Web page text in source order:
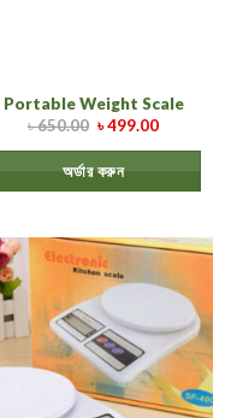
Portable Weight Scale
৳650.00 ৳499.00
অর্ডার করুন